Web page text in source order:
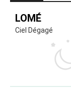
LOMÉ
Ciel Dégagé